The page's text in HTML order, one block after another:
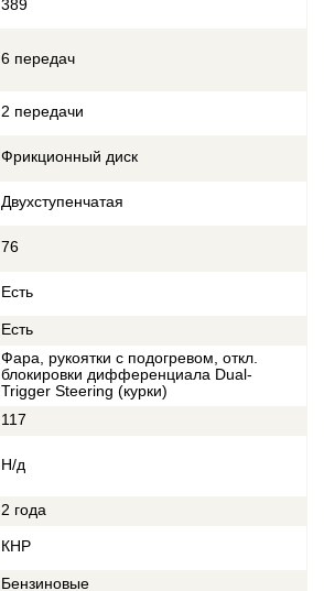
389
6 передач
2 передачи
Фрикционный диск
Двухступенчатая
76
Есть
Есть
Фара, рукоятки с подогревом, откл.
блокировки дифференциала Dual-
Trigger Steering (курки)
117
Н/д
2 года
КНР
Бензиновые